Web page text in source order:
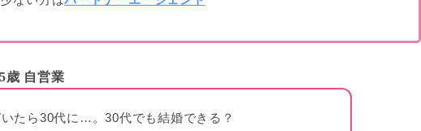
歳 自営業
たら30代に…。30代でも結婚できる？